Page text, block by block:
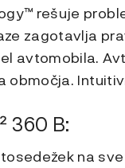
rešuje
zagotavlja
avtomobila.
območja.
360 B:
na